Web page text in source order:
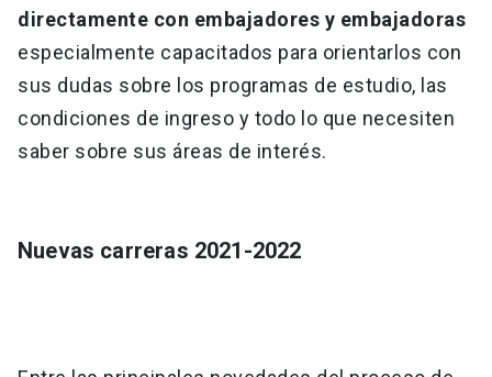
directamente con embajadores y embajadoras
especialmente capacitados para orientarlos con
sus dudas sobre los programas de estudio, las
condiciones de ingreso y todo lo que necesiten
saber sobre sus áreas de interés.
Nuevas carreras 2021-2022